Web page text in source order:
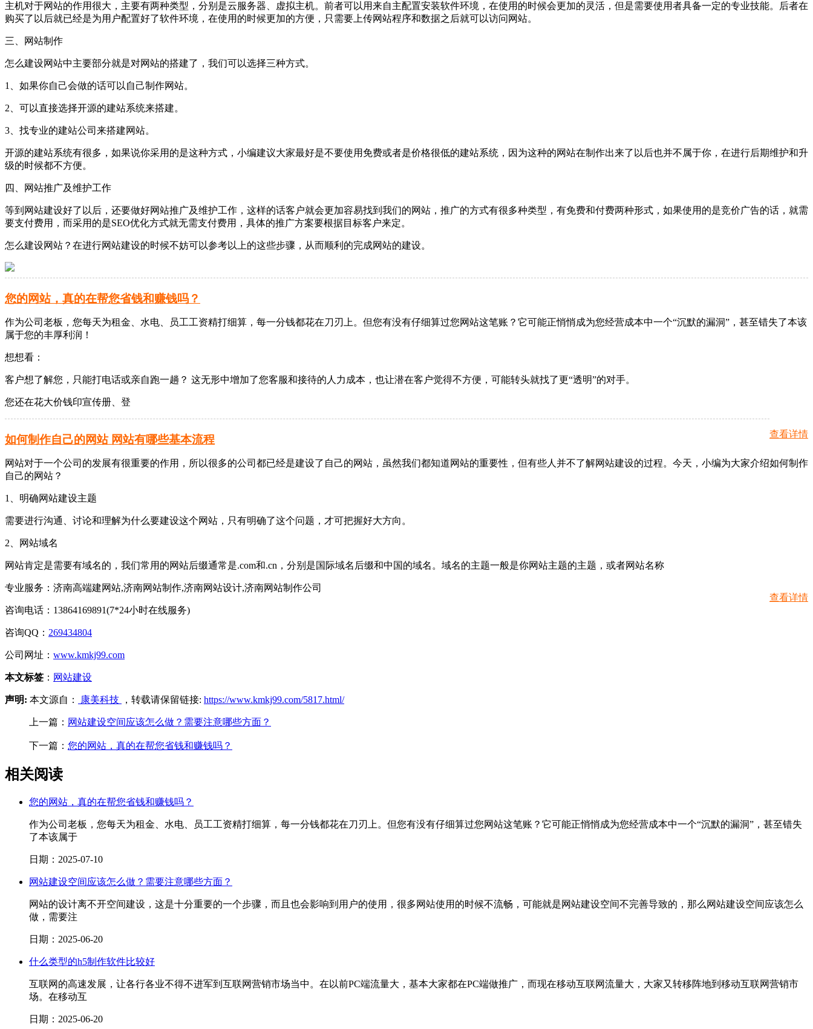
主机对于网站的作用很大，主要有两种类型，分别是云服务器、虚拟主机。前者可以用来自主配置安装软件环境，在使用的时候会更加的灵活，但是需要使用者具备一定的专业技能。后者在
购买了以后就已经是为用户配置好了软件环境，在使用的时候更加的方便，只需要上传网站程序和数据之后就可以访问网站。
三、网站制作
怎么建设网站中主要部分就是对网站的搭建了，我们可以选择三种方式。
1、如果你自己会做的话可以自己制作网站。
2、可以直接选择开源的建站系统来搭建。
3、找专业的建站公司来搭建网站。
开源的建站系统有很多，如果说你采用的是这种方式，小编建议大家最好是不要使用免费或者是价格很低的建站系统，因为这种的网站在制作出来了以后也并不属于你，在进行后期维护和升
级的时候都不方便。
四、网站推广及维护工作
等到网站建设好了以后，还要做好网站推广及维护工作，这样的话客户就会更加容易找到我们的网站，推广的方式有很多种类型，有免费和付费两种形式，如果使用的是竞价广告的话，就需
要支付费用，而采用的是SEO优化方式就无需支付费用，具体的推广方案要根据目标客户来定。
怎么建设网站？在进行网站建设的时候不妨可以参考以上的这些步骤，从而顺利的完成网站的建设。
您的网站，真的在帮您省钱和赚钱吗？
作为公司老板，您每天为租金、水电、员工工资精打细算，每一分钱都花在刀刃上。但您有没有仔细算过您网站这笔账？它可能正悄悄成为您经营成本中一个“沉默的漏洞”，甚至错失了本该
属于您的丰厚利润！
想想看：
客户想了解您，只能打电话或亲自跑一趟？ 这无形中增加了您客服和接待的人力成本，也让潜在客户觉得不方便，可能转头就找了更“透明”的对手。
您还在花大价钱印宣传册、登
查看详情
如何制作自己的网站 网站有哪些基本流程
网站对于一个公司的发展有很重要的作用，所以很多的公司都已经是建设了自己的网站，虽然我们都知道网站的重要性，但有些人并不了解网站建设的过程。今天，小编为大家介绍如何制作
自己的网站？
1、明确网站建设主题
需要进行沟通、讨论和理解为什么要建设这个网站，只有明确了这个问题，才可把握好大方向。
2、网站域名
网站肯定是需要有域名的，我们常用的网站后缀通常是.com和.cn，分别是国际域名后缀和中国的域名。域名的主题一般是你网站主题的主题，或者网站名称
查看详情
专业服务：济南高端建网站,济南网站制作,济南网站设计,济南网站制作公司
咨询电话：13864169891(7*24小时在线服务)
咨询QQ： 269434804
公司网址： www.kmkj99.com
本文标签 ： 网站建设
声明: 本文源自： 康美科技 ，转载请保留链接: https://www.kmkj99.com/5817.html/
上一篇： 网站建设空间应该怎么做？需要注意哪些方面？
下一篇： 您的网站，真的在帮您省钱和赚钱吗？
相关阅读
您的网站，真的在帮您省钱和赚钱吗？
作为公司老板，您每天为租金、水电、员工工资精打细算，每一分钱都花在刀刃上。但您有没有仔细算过您网站这笔账？它可能正悄悄成为您经营成本中一个“沉默的漏洞”，甚至错失
了本该属于
日期：2025-07-10
网站建设空间应该怎么做？需要注意哪些方面？
网站的设计离不开空间建设，这是十分重要的一个步骤，而且也会影响到用户的使用，很多网站使用的时候不流畅，可能就是网站建设空间不完善导致的，那么网站建设空间应该怎么
做，需要注
日期：2025-06-20
什么类型的h5制作软件比较好
互联网的高速发展，让各行各业不得不进军到互联网营销市场当中。在以前PC端流量大，基本大家都在PC端做推广，而现在移动互联网流量大，大家又转移阵地到移动互联网营销市
场。在移动互
日期：2025-06-20